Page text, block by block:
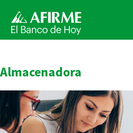
Almacenadora